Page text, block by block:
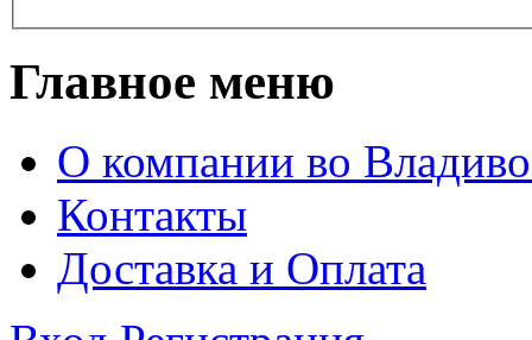
Главное меню
О компании во
Контакты
Доставка и Оплата